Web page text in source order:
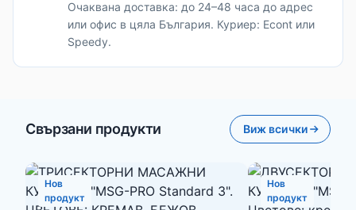
Очаквана доставка: до 24–48 часа до адрес
или офис в цяла България. Куриер: Econt или
Speedy.
Свързани продукти Виж всички
Нов
продукт
Нов
продукт